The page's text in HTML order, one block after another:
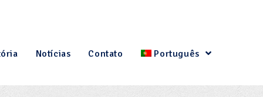
Notícias Contato Português